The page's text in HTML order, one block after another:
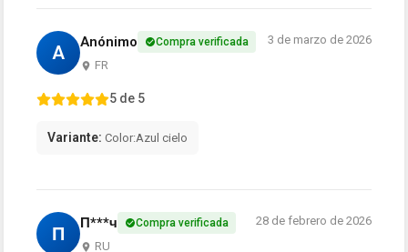
A Anónimo Compra verificada
FR
3 de marzo de 2026
5 de 5
Variante: Color:Azul cielo
П П***ч Compra verificada
RU
28 de febrero de 2026